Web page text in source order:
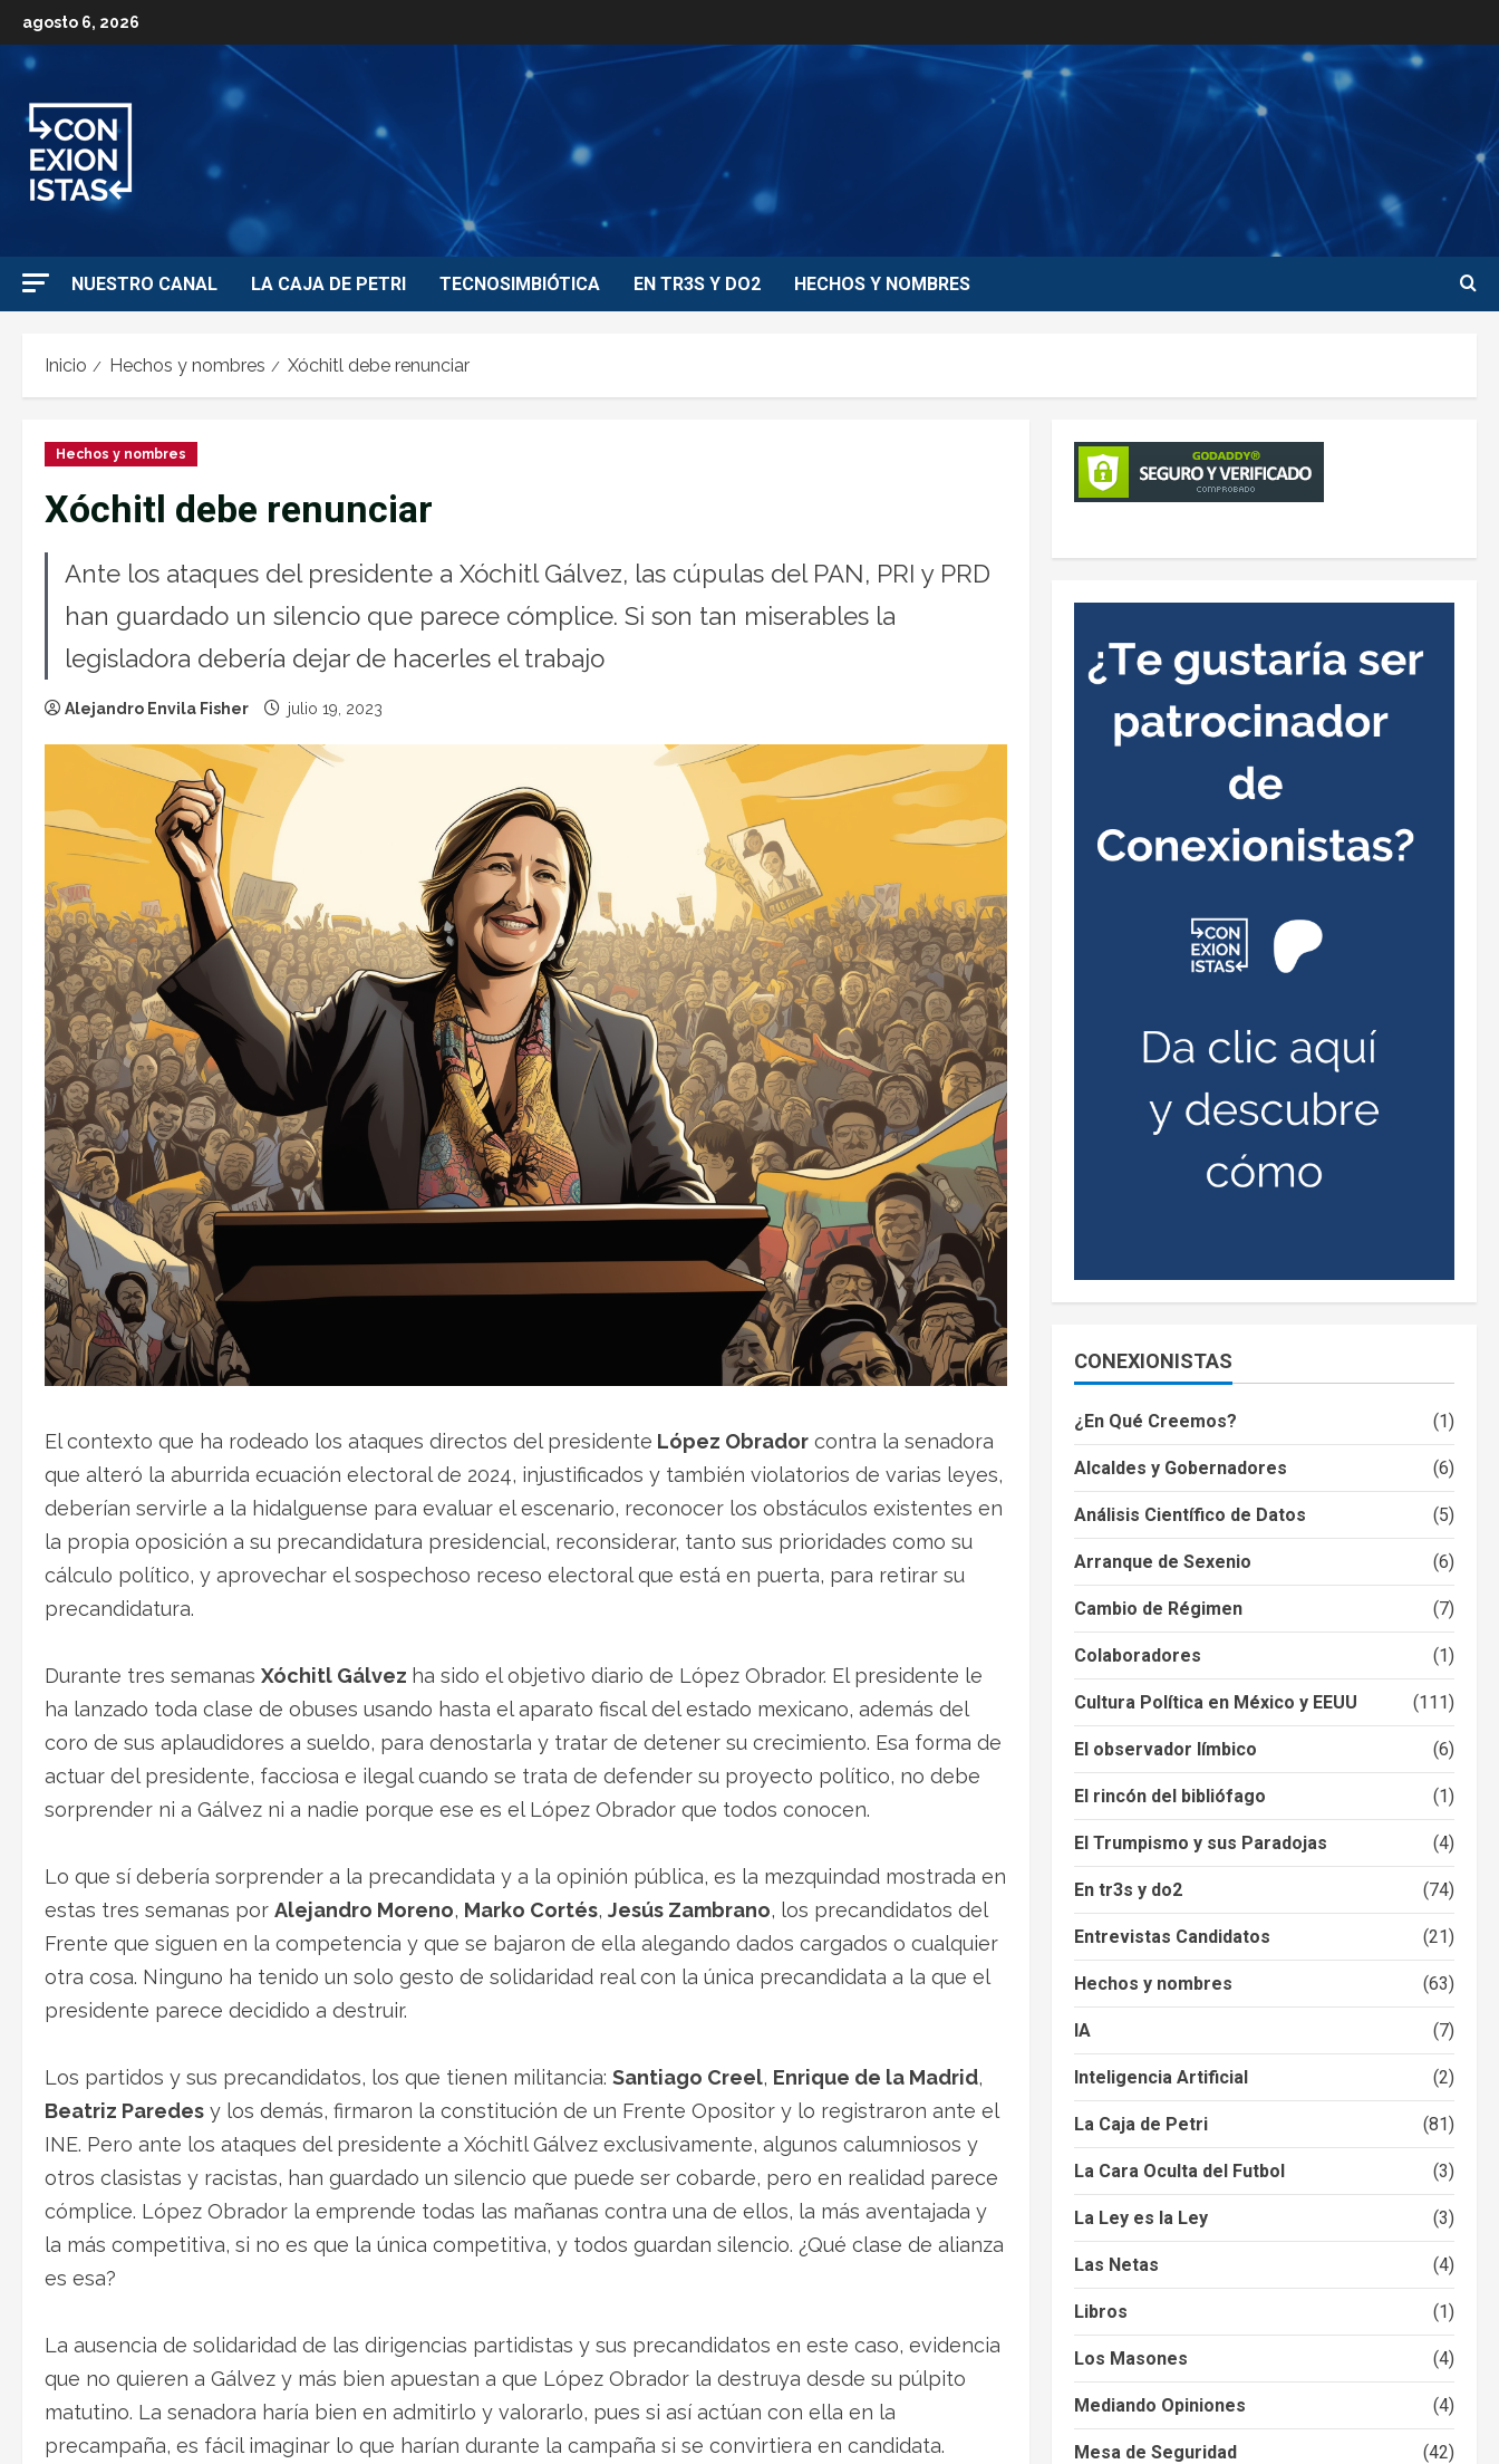
agosto 6, 2026
NUESTRO CANAL LA CAJA DE PETRI TECNOSIMBIÓTICA EN TR3S Y DO2 HECHOS Y NOMBRES
Inicio Hechos y nombres Xóchitl debe renunciar
Hechos y nombres
Xóchitl debe renunciar
Ante los ataques del presidente a Xóchitl Gálvez, las cúpulas del PAN, PRI y PRD
han guardado un silencio que parece cómplice. Si son tan miserables la
legisladora debería dejar de hacerles el trabajo
Alejandro Envila Fisher julio 19, 2023
El contexto que ha rodeado los ataques directos del presidente López Obrador contra la senadora
que alteró la aburrida ecuación electoral de 2024, injustificados y también violatorios de varias leyes,
deberían servirle a la hidalguense para evaluar el escenario, reconocer los obstáculos existentes en
la propia oposición a su precandidatura presidencial, reconsiderar, tanto sus prioridades como su
cálculo político, y aprovechar el sospechoso receso electoral que está en puerta, para retirar su
precandidatura.
Durante tres semanas Xóchitl Gálvez ha sido el objetivo diario de López Obrador. El presidente le
ha lanzado toda clase de obuses usando hasta el aparato fiscal del estado mexicano, además del
coro de sus aplaudidores a sueldo, para denostarla y tratar de detener su crecimiento. Esa forma de
actuar del presidente, facciosa e ilegal cuando se trata de defender su proyecto político, no debe
sorprender ni a Gálvez ni a nadie porque ese es el López Obrador que todos conocen.
Lo que sí debería sorprender a la precandidata y a la opinión pública, es la mezquindad mostrada en
estas tres semanas por Alejandro Moreno, Marko Cortés, Jesús Zambrano, los precandidatos del
Frente que siguen en la competencia y que se bajaron de ella alegando dados cargados o cualquier
otra cosa. Ninguno ha tenido un solo gesto de solidaridad real con la única precandidata a la que el
presidente parece decidido a destruir.
Los partidos y sus precandidatos, los que tienen militancia: Santiago Creel, Enrique de la Madrid,
Beatriz Paredes y los demás, firmaron la constitución de un Frente Opositor y lo registraron ante el
INE. Pero ante los ataques del presidente a Xóchitl Gálvez exclusivamente, algunos calumniosos y
otros clasistas y racistas, han guardado un silencio que puede ser cobarde, pero en realidad parece
cómplice. López Obrador la emprende todas las mañanas contra una de ellos, la más aventajada y
la más competitiva, si no es que la única competitiva, y todos guardan silencio. ¿Qué clase de alianza
es esa?
La ausencia de solidaridad de las dirigencias partidistas y sus precandidatos en este caso, evidencia
que no quieren a Gálvez y más bien apuestan a que López Obrador la destruya desde su púlpito
matutino. La senadora haría bien en admitirlo y valorarlo, pues si así actúan con ella en la
precampaña, es fácil imaginar lo que harían durante la campaña si se convirtiera en candidata.
CONEXIONISTAS
¿En Qué Creemos? (1)
Alcaldes y Gobernadores (6)
Análisis Científico de Datos (5)
Arranque de Sexenio (6)
Cambio de Régimen (7)
Colaboradores (1)
Cultura Política en México y EEUU (111)
El observador límbico (6)
El rincón del bibliófago (1)
El Trumpismo y sus Paradojas (4)
En tr3s y do2 (74)
Entrevistas Candidatos (21)
Hechos y nombres (63)
IA (7)
Inteligencia Artificial (2)
La Caja de Petri (81)
La Cara Oculta del Futbol (3)
La Ley es la Ley (3)
Las Netas (4)
Libros (1)
Los Masones (4)
Mediando Opiniones (4)
Mesa de Seguridad (42)